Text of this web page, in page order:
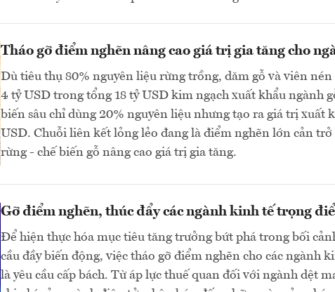
Tháo gỡ điểm nghẽn nâng cao giá trị gia tăng cho
Dù tiêu thụ 80% nguyên liệu rừng trồng, dăm gỗ và viên
4 tỷ USD trong tổng 18 tỷ USD kim ngạch xuất khẩu ngành
biến sâu chỉ dùng 20% nguyên liệu nhưng tạo ra giá trị xuất
USD. Chuỗi liên kết lỏng lẻo đang là điểm nghẽn lớn cản
rừng - chế biến gỗ nâng cao giá trị gia tăng.
Gỡ điểm nghẽn, thúc đẩy các ngành kinh tế trọng
Để hiện thực hóa mục tiêu tăng trưởng bứt phá trong bối
cầu đầy biến động, việc tháo gỡ điểm nghẽn cho các ngành
là yêu cầu cấp bách. Từ áp lực thuế quan đối với ngành dệt